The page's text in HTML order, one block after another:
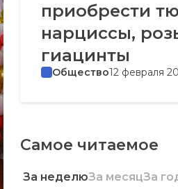
приобрести
нарциссы,
гиацинты
Общество12 февраля
Самое читаемое
За неделюЗа месяцЗа